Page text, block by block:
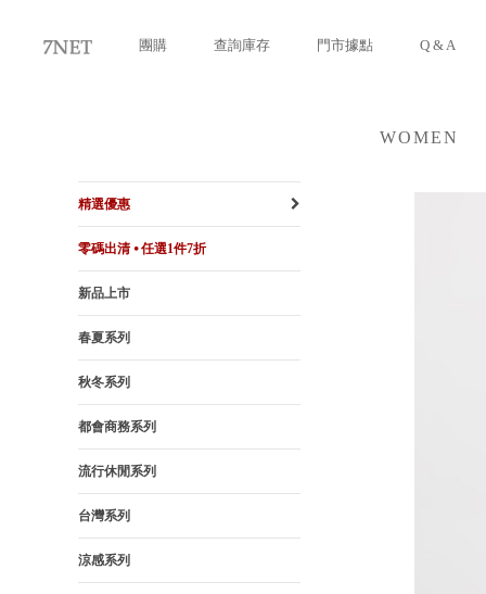
團購 查詢庫存 門市據點 Q & A
WOMEN
精選優惠
零碼出清 ⦁ 任選1件7折
新品上市
春夏系列
秋冬系列
都會商務系列
流行休閒系列
台灣系列
涼感系列